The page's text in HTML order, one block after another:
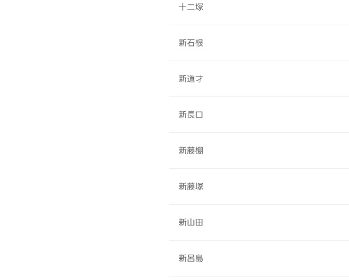
十二塚
新石根
新道才
新長口
新藤棚
新藤塚
新山田
新呂島